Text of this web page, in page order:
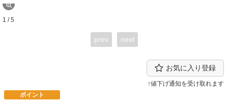
1 / 5
prev next
お気に入り登録
↑値下げ通知を受け取れます
ポイント